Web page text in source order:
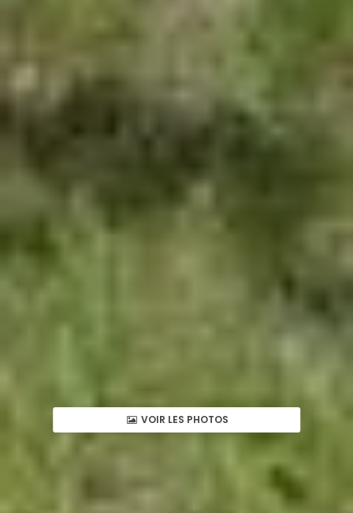
VOIR LES PHOTOS